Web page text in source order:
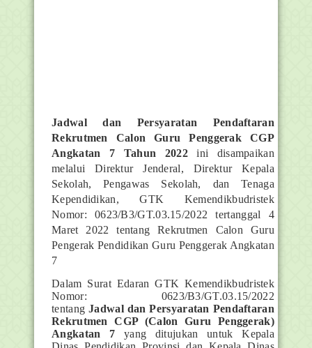
Jadwal dan Persyaratan Pendaftaran
Rekrutmen Calon Guru Penggerak CGP
Angkatan 7 Tahun 2022ini disampaikan
melalui Direktur Jenderal, Direktur Kepala
Sekolah, Pengawas Sekolah, dan Tenaga
Kependidikan, GTK Kemendikbudristek
Nomor: 0623/B3/GT.03.15/2022 tertanggal 4
Maret 2022 tentang Rekrutmen Calon Guru
Pengerak Pendidikan Guru Penggerak Angkatan
7
Dalam Surat Edaran GTK Kemendikbudristek
Nomor: 0623/B3/GT.03.15/2022
tentang Jadwal dan Persyaratan Pendaftaran
Rekrutmen CGP (Calon Guru Penggerak)
Angkatan 7 yang ditujukan untuk Kepala